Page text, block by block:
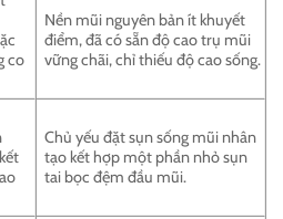
co
Nền mũi nguyên bản ít khuyết
điểm, đã có sẵn độ cao trụ mũi
vững chãi, chỉ thiếu độ cao sống.
Chủ yếu đặt sụn sống mũi nhân
tạo kết hợp một phần nhỏ sụn
tai bọc đệm đầu mũi.